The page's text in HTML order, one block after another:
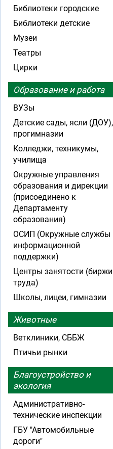
Библиотеки городские
Библиотеки детские
Музеи
Театры
Цирки
Образование и работа
ВУЗы
Детские сады, ясли (ДОУ),
прогимназии
Колледжи, техникумы,
училища
Окружные управления
образования и дирекции
(присоединено к
Департаменту
образования)
ОСИП (Окружные службы
информационной
поддержки)
Центры занятости (биржи
труда)
Школы, лицеи, гимназии
Животные
Ветклиники, СББЖ
Птичьи рынки
Благоустройство и
экология
Административно-
технические инспекции
ГБУ "Автомобильные
дороги"